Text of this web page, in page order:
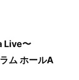
Live〜
ム ホールA